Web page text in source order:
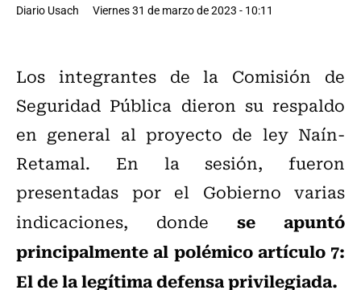
Diario Usach Viernes 31 de marzo de 2023 - 10:11
Los integrantes de la Comisión de
Seguridad Pública dieron su respaldo
en general al proyecto de ley Naín-
Retamal. En la sesión, fueron
presentadas por el Gobierno varias
indicaciones, donde se apuntó
principalmente al polémico artículo 7:
El de la legítima defensa privilegiada.